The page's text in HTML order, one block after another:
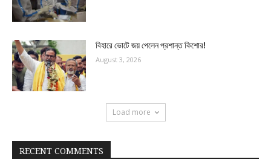
বিহারে ভোটে জয় পেলেন প্রশান্ত কিশোর!
August 3, 2026
Load more
RECENT COMMENTS